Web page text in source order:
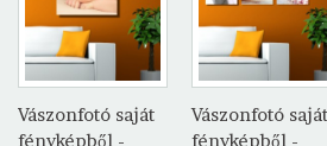
Vászonfotó saját
fényképből -
Vászonfotó saját
fényképből -